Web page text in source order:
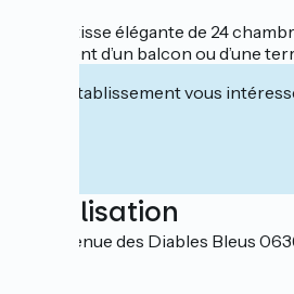
Une bâtisse élégante de 24
disposent d’un balcon ou d’une
Cet établissement vous
Localisation
1951, avenue des Diables Bleus